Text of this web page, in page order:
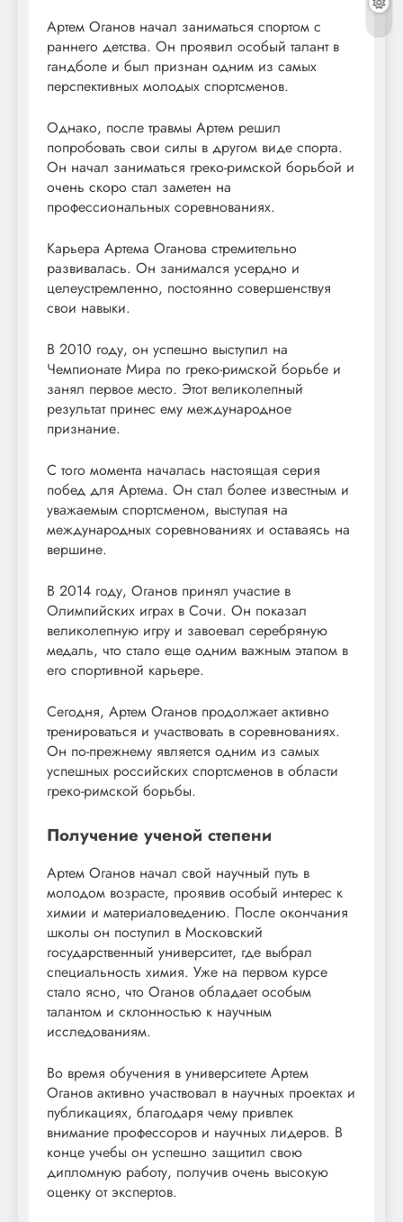
Артем Оганов начал заниматься спортом с
раннего детства. Он проявил особый талант в
гандболе и был признан одним из самых
перспективных молодых спортсменов.
Однако, после травмы Артем решил
попробовать свои силы в другом виде спорта.
Он начал заниматься греко-римской борьбой и
очень скоро стал заметен на
профессиональных соревнованиях.
Карьера Артема Оганова стремительно
развивалась. Он занимался усердно и
целеустремленно, постоянно совершенствуя
свои навыки.
В 2010 году, он успешно выступил на
Чемпионате Мира по греко-римской борьбе и
занял первое место. Этот великолепный
результат принес ему международное
признание.
С того момента началась настоящая серия
побед для Артема. Он стал более известным и
уважаемым спортсменом, выступая на
международных соревнованиях и оставаясь на
вершине.
В 2014 году, Оганов принял участие в
Олимпийских играх в Сочи. Он показал
великолепную игру и завоевал серебряную
медаль, что стало еще одним важным этапом в
его спортивной карьере.
Сегодня, Артем Оганов продолжает активно
тренироваться и участвовать в соревнованиях.
Он по-прежнему является одним из самых
успешных российских спортсменов в области
греко-римской борьбы.
Получение ученой степени
Артем Оганов начал свой научный путь в
молодом возрасте, проявив особый интерес к
химии и материаловедению. После окончания
школы он поступил в Московский
государственный университет, где выбрал
специальность химия. Уже на первом курсе
стало ясно, что Оганов обладает особым
талантом и склонностью к научным
исследованиям.
Во время обучения в университете Артем
Оганов активно участвовал в научных проектах и
публикациях, благодаря чему привлек
внимание профессоров и научных лидеров. В
конце учебы он успешно защитил свою
дипломную работу, получив очень высокую
оценку от экспертов.